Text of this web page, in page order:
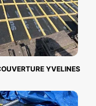
YVELINES